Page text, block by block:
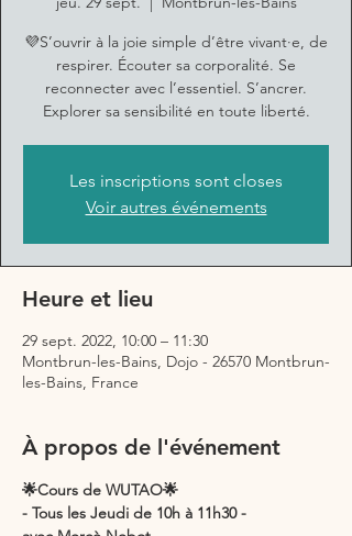
💜S’ouvrir à la joie simple d’être vivant·e, de
respirer. Écouter sa corporalité. Se
reconnecter avec l’essentiel. S’ancrer.
Explorer sa sensibilité en toute liberté.
Les inscriptions sont closes
Voir autres événements
Heure et lieu
29 sept. 2022, 10:00 – 11:30
Montbrun-les-Bains, Dojo - 26570 Montbrun-
les-Bains, France
À propos de l'événement
🌟Cours de WUTAO🌟
- Tous les Jeudi de 10h à 11h30 -